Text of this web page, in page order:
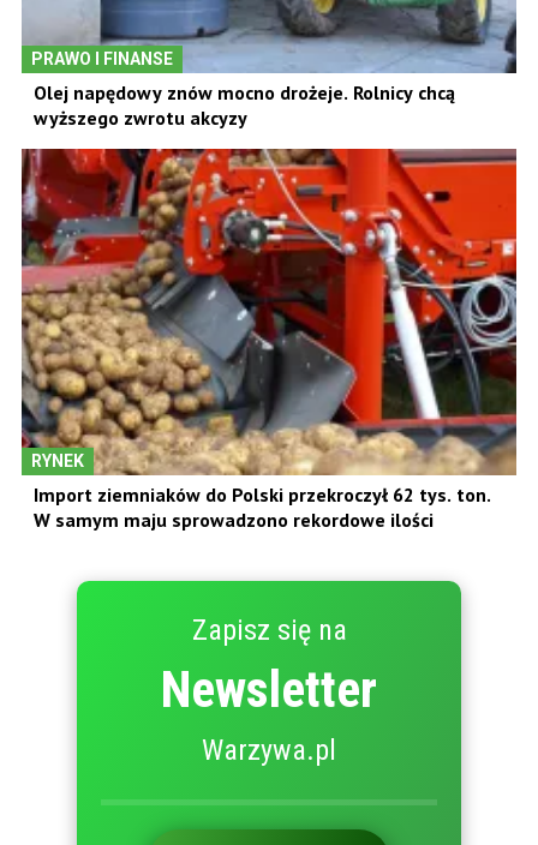
PRAWO I FINANSE
Olej napędowy znów mocno drożeje. Rolnicy chcą
wyższego zwrotu akcyzy
RYNEK
Import ziemniaków do Polski przekroczył 62 tys. ton.
W samym maju sprowadzono rekordowe ilości
Zapisz się na
Newsletter
Warzywa.pl